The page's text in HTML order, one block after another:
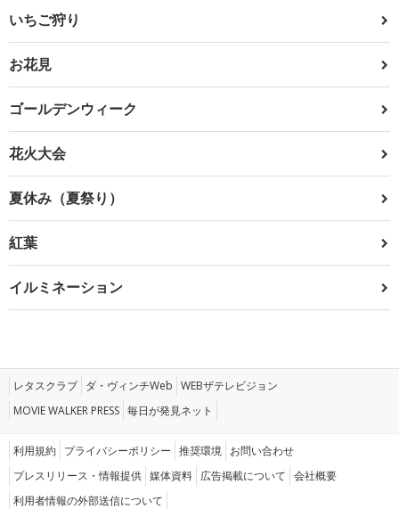
いちご狩り
お花見
ゴールデンウィーク
花火大会
夏休み（夏祭り）
紅葉
イルミネーション
レタスクラブ ダ・ヴィンチWeb WEBザテレビジョン
MOVIE WALKER PRESS 毎日が発見ネット
利用規約 プライバシーポリシー 推奨環境 お問い合わせ
プレスリリース・情報提供 媒体資料 広告掲載について 会社概要
利用者情報の外部送信について